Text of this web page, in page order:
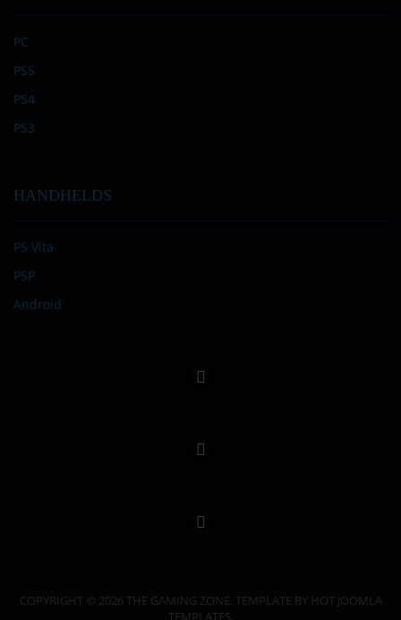
PC
PS5
PS4
PS3
HANDHELDS
PS Vita
PSP
Android
COPYRIGHT © 2026 THE GAMING ZONE. TEMPLATE BY HOT JOOMLA
TEMPLATES.